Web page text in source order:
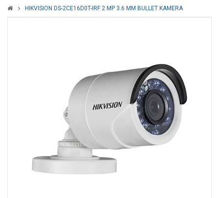
HIKVISION DS-2CE16D0T-IRF 2 MP 3.6 MM BULLET KAMERA